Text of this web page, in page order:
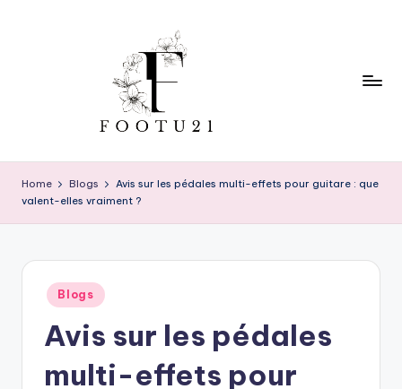
o
o
Home Blogs
Avis sur les pédales multi-effets pour guitare : que
valent-elles vraiment ?
Posted
in
Blogs
Avis sur les pédales
multi-effets pour